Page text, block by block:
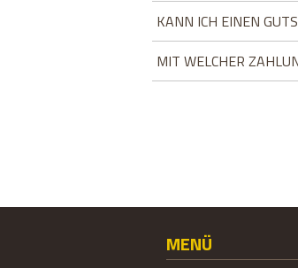
KANN ICH EINEN
MIT WELCHER
MENÜ